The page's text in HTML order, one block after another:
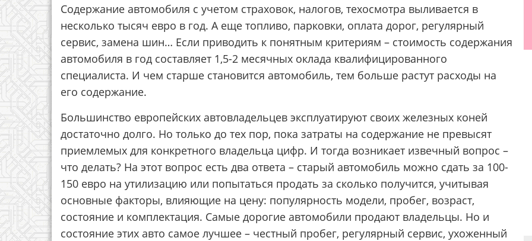
Содержание автомобиля с учетом страховок, налогов, техосмотра выливается в
несколько тысяч евро в год. А еще топливо, парковки, оплата дорог, регулярный
сервис, замена шин… Если приводить к понятным критериям – стоимость содержания
автомобиля в год составляет 1,5-2 месячных оклада квалифицированного
специалиста. И чем старше становится автомобиль, тем больше растут расходы на
его содержание.
Большинство европейских автовладельцев эксплуатируют своих железных коней
достаточно долго. Но только до тех пор, пока затраты на содержание не превысят
приемлемых для конкретного владельца цифр. И тогда возникает извечный вопрос –
что делать? На этот вопрос есть два ответа – старый автомобиль можно сдать за 100-
150 евро на утилизацию или попытаться продать за сколько получится, учитывая
основные факторы, влияющие на цену: популярность модели, пробег, возраст,
состояние и комплектация. Самые дорогие автомобили продают владельцы. Но и
состояние этих авто самое лучшее – честный пробег, регулярный сервис, ухоженный